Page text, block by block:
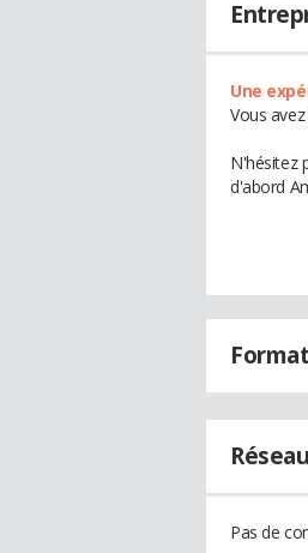
Une
Vous
N'hésitez
d'abord
Réseau
Pas de